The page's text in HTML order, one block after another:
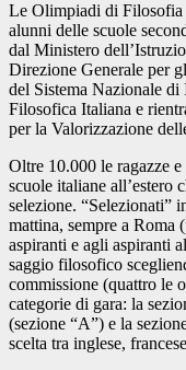
Le Olimpiadi di Filosofia
alunni delle scuole
dal Ministero
Direzione Generale per
del Sistema Nazionale di
Filosofica Italiana e
per la Valorizzazione
Oltre 10.000 le ragazze
scuole italiane all’estero
selezione. “Selezionati”
mattina, sempre a
aspiranti e agli aspiranti
saggio filosofico
commissione (quattro le
categorie di gara: la
(sezione “A”) e la
scelta tra inglese,